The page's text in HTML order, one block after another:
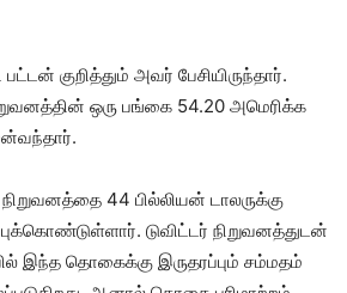
பட்டன் குறித்தும் அவர் பேசியிருந்தார்.
ஒரு பங்கை 54.20 அமெரிக்க
44 பில்லியன் டாலருக்கு
டுவிட்டர் நிறுவனத்துடன்
இந்த தொகைக்கு இருதரப்பும் சம்மதம்